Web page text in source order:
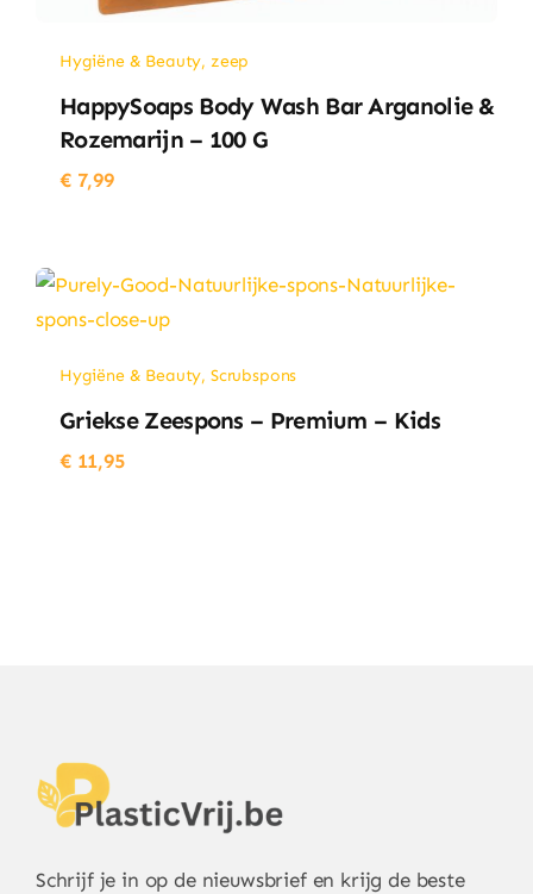
Hygiëne & Beauty, zeep
HappySoaps Body Wash Bar Arganolie &
Rozemarijn – 100 G
€7,99
Hygiëne & Beauty, Scrubspons
Griekse Zeespons – Premium – Kids
€11,95
Schrijf je in op de nieuwsbrief en krijg de beste